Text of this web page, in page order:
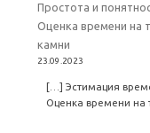
Простота и
Оценка времени на
камни
23.09.2023
[…] Эстимация
Оценка времени